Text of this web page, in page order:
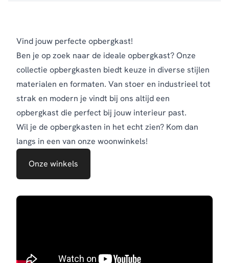
Vind jouw perfecte opbergkast!
Ben je op zoek naar de ideale opbergkast? Onze
collectie opbergkasten biedt keuze in diverse stijlen
materialen en formaten. Van stoer en industrieel tot
strak en modern je vindt bij ons altijd een
opbergkast die perfect bij jouw interieur past.
Wil je de opbergkasten in het echt zien? Kom dan
langs in een van onze woonwinkels!
Onze winkels